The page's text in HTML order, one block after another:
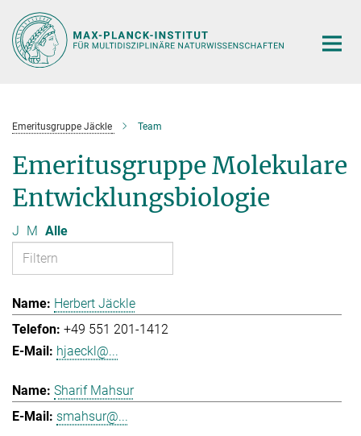
Hauptinhalt
Emeritusgruppe Jäckle Team
Emeritusgruppe Molekulare
Entwicklungsbiologie
J M Alle
Herbert Jäckle
+49 551 201-1412
hjaeckl@...
Sharif Mahsur
smahsur@...